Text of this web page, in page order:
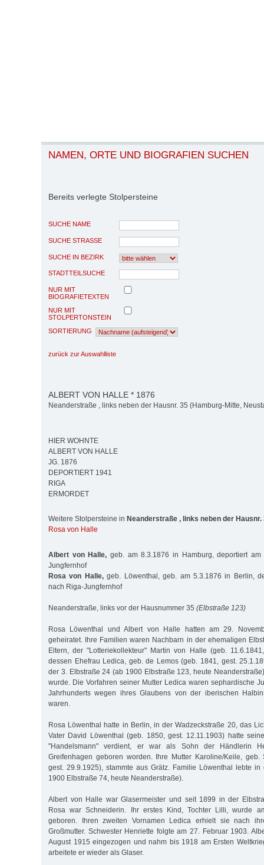
NAMEN, ORTE UND BIOGRAFIEN SUCHEN
Bereits verlegte Stolpersteine
SUCHE NAME
SUCHE STRASSE
SUCHE IN BEZIRK
STADTTEILSUCHE
NUR MIT
BIOGRAFIETEXTEN
NUR MIT
STOLPERTONSTEIN
SORTIERUNG
zurück zur Auswahlliste
ALBERT VON HALLE * 1876
Neanderstraße , links neben der Hausnr. 35 (Hamburg-Mitte,
HIER WOHNTE
ALBERT VON HALLE
JG. 1876
DEPORTIERT 1941
RIGA
ERMORDET
Weitere Stolpersteine in Neanderstraße , links neben der Hausnr.
Rosa von Halle
Albert von Halle, geb. am 8.3.1876 in Hamburg, deportiert
Jungfernhof
Rosa von Halle,geb. Löwenthal, geb. am 5.3.1876 in Berlin,
nach Riga-Jungfernhof
Neanderstraße, links vor der Hausnummer 35 (Elbstraße 123)
Rosa Löwenthal und Albert von Halle hatten am 29.
geheiratet. Ihre Familien waren Nachbarn in der ehemaligen
Eltern, der "Lotteriekollekteur" Martin von Halle (geb.
dessen Ehefrau Ledica, geb. de Lemos (geb. 1841, gest.
der 3. Elbstraße 24 (ab 1900 Elbstraße 123, heute
wurde. Die Vorfahren seiner Mutter Ledica waren sephardische
Jahrhunderts wegen ihres Glaubens von der iberischen
waren.
Rosa Löwenthal hatte in Berlin, in der Wadzeckstraße 20, das
Vater David Löwenthal (geb. 1850, gest. 12.11.1903) hatte
"Handelsmann" verdient, er war als Sohn der Händlerin
Greifenhagen geboren worden. Ihre Mutter Karoline/Keile, geb.
gest. 29.9.1925), stammte aus Grätz. Familie Löwenthal lebte
1900 Elbstraße 74, heute Neanderstraße).
Albert von Halle war Glasermeister und seit 1899 in der
Rosa war Schneiderin. Ihr erstes Kind, Tochter Lilli, wurde
geboren. Ihren zweiten Vornamen Ledica erhielt sie nach
Großmutter. Schwester Henriette folgte am 27. Februar 1903.
August 1915 eingezogen und nahm bis 1918 am Ersten
arbeitete er wieder als Glaser.